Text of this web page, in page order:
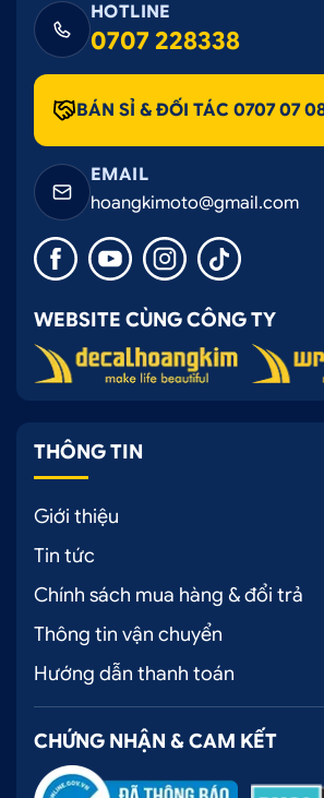
HOTLINE
0707 228338
BÁN SỈ & ĐỐI TÁC 0707 07
EMAIL
hoangkimoto@gmail.com
WEBSITE CÙNG CÔNG TY
THÔNG TIN
Giới thiệu
Tin tức
Chính sách mua hàng & đổi trả
Thông tin vận chuyển
Hướng dẫn thanh toán
CHỨNG NHẬN & CAM KẾT